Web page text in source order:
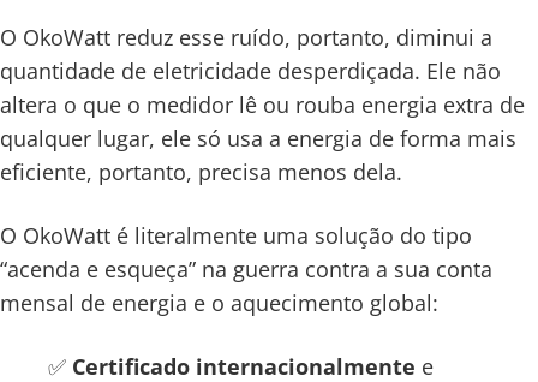
O OkoWatt reduz esse ruído, portanto, diminui a
quantidade de eletricidade desperdiçada. Ele não
altera o que o medidor lê ou rouba energia extra de
qualquer lugar, ele só usa a energia de forma mais
eficiente, portanto, precisa menos dela.
O OkoWatt é literalmente uma solução do tipo
“acenda e esqueça” na guerra contra a sua conta
mensal de energia e o aquecimento global:
✅ Certificado internacionalmente e